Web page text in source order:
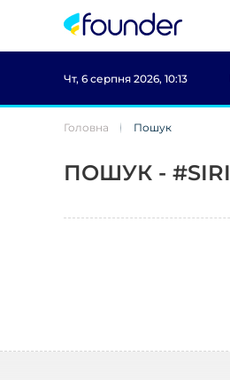
Чт, 6 серпня 2026, 10:13
Головна Пошук
ПОШУК - #SIRI